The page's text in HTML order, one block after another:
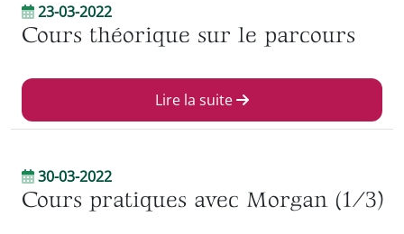
23-03-2022
Cours théorique sur le parcours
Lire la suite
30-03-2022
Cours pratiques avec Morgan (1/3)